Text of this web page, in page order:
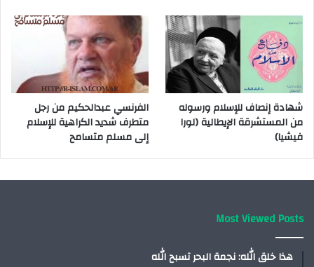
شهادة إنصاف للإسلام ورسوله
من المستشرقة الإيطالية (لورا
فيشيا)
الفرنسي عبدالحكيم من رجل
متطرف شديد الكراهية للإسلام
إلى مسلم متسامح
Most Viewed Posts
هذا خلق الله: نجمة البحر تسبح الله